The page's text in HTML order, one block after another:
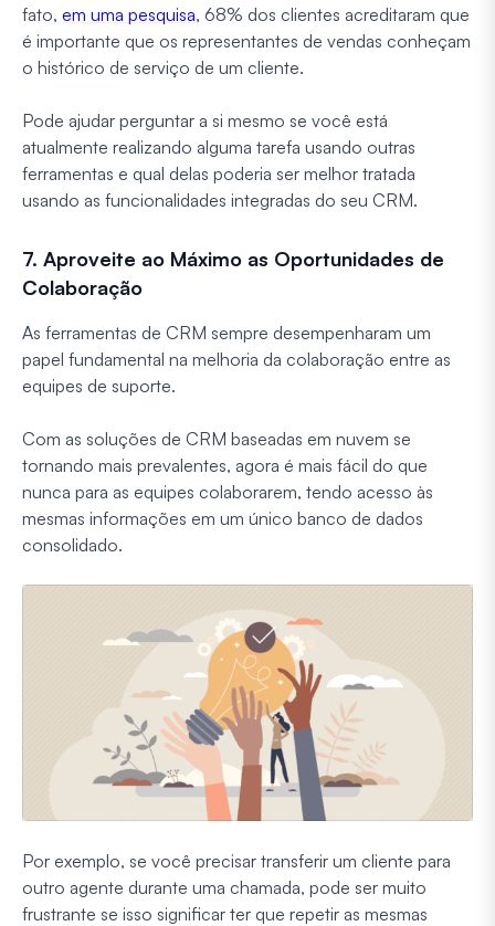
fato, em uma pesquisa, 68% dos clientes acreditaram que
é importante que os representantes de vendas conheçam
o histórico de serviço de um cliente.
Pode ajudar perguntar a si mesmo se você está
atualmente realizando alguma tarefa usando outras
ferramentas e qual delas poderia ser melhor tratada
usando as funcionalidades integradas do seu CRM.
7. Aproveite ao Máximo as Oportunidades de
Colaboração
As ferramentas de CRM sempre desempenharam um
papel fundamental na melhoria da colaboração entre as
equipes de suporte.
Com as soluções de CRM baseadas em nuvem se
tornando mais prevalentes, agora é mais fácil do que
nunca para as equipes colaborarem, tendo acesso às
mesmas informações em um único banco de dados
consolidado.
Por exemplo, se você precisar transferir um cliente para
outro agente durante uma chamada, pode ser muito
frustrante se isso significar ter que repetir as mesmas